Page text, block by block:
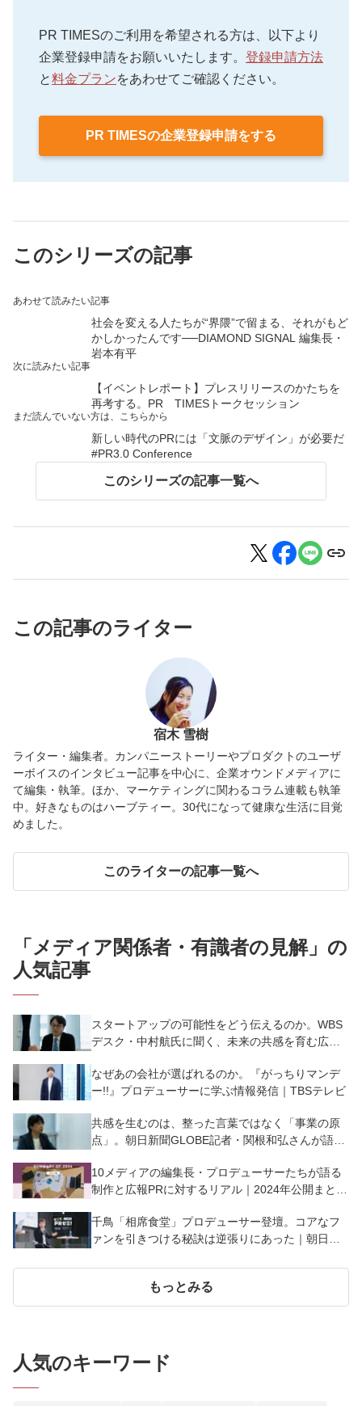
PR TIMESのご利用を希望される方は、以下より
企業登録申請をお願いいたします。 登録申請方法
と料金プランをあわせてご確認ください。
PR TIMESの企業登録申請をする
このシリーズの記事
あわせて読みたい記事
社会を変える人たちが“界隈”で留まる、それがもど
かしかったんです──DIAMOND SIGNAL 編集長・
岩本有平
次に読みたい記事
【イベントレポート】プレスリリースのかたちを
再考する。PR TIMESトークセッション
まだ読んでいない方は、こちらから
新しい時代のPRには「文脈のデザイン」が必要だ
#PR3.0 Conference
このシリーズの記事一覧へ
この記事のライター
宿木 雪樹
ライター・編集者。カンパニーストーリーやプロダクトのユーザ
ーボイスのインタビュー記事を中心に、企業オウンドメディアに
て編集・執筆。ほか、マーケティングに関わるコラム連載も執筆
中。好きなものはハーブティー。30代になって健康な生活に目覚
めました。
このライターの記事一覧へ
「 メディア関係者・有識者の見解」の
人気記事
スタートアップの可能性をどう伝えるのか。WBS
デスク・中村航氏に聞く、未来の共感を育む広報
なぜあの会社が選ばれるのか。『がっちりマンデ
ー!!』プロデューサーに学ぶ情報発信｜TBSテレビ
共感を生むのは、整った言葉ではなく「事業の原
点」。朝日新聞GLOBE記者・関根和弘さんが語
10メディアの編集長・プロデューサーたちが語る
制作と広報PRに対するリアル｜2024年公開まとめ
千鳥「相席食堂」プロデューサー登壇。コアなフ
ァンを引きつける秘訣は逆張りにあった｜朝日放
もっとみる
人気のキーワード